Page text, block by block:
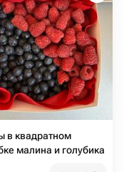
в квадратном
малина и голубика